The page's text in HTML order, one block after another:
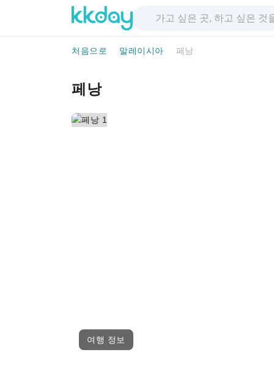
처음으로 말레이시아 페낭
페낭
여행 정보